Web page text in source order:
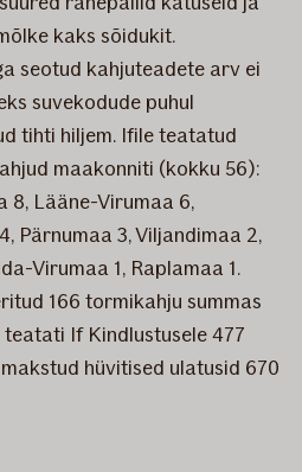
kaks sõidukit.
seotud kahjuteadete arv ei
suvekodude puhul
tihti hiljem. Ifile teatatud
maakonniti (kokku 56):
8, Lääne-Virumaa 6,
Pärnumaa 3, Viljandimaa 2,
Virumaa 1, Raplamaa 1.
166 tormikahju summas
If Kindlustusele 477
hüvitised ulatusid 670